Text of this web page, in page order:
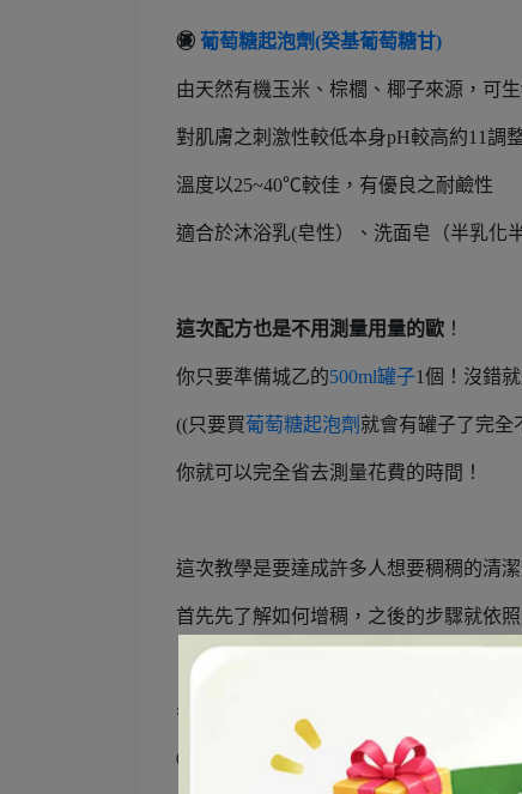
㊝ 葡萄糖起泡劑(癸基葡萄糖甘)
由天然有機玉米、棕櫚、椰子來源，可
對肌膚之刺激性較低本身pH較高約11調
溫度以25~40℃較佳，有優良之耐鹼性
適合於沐浴乳(皂性）、洗面皂（半乳化
這次配方也是不用測量用量的歐 ！
你只要準備城乙的500ml罐子1個！沒錯就
((只要買葡萄糖起泡劑 就會有罐子了完全
你就可以完全省去測量花費的時間！
這次教學是要達成許多人想要稠稠的清
首先先了解如何增稠，之後的步驟就依
✱果皮洗碗精增稠步驟✱
⓵ 全效清潔用品增稠劑+ 配方中第二階